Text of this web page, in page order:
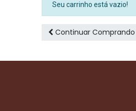
Seu carrinho está vazio!
Continuar Comprando